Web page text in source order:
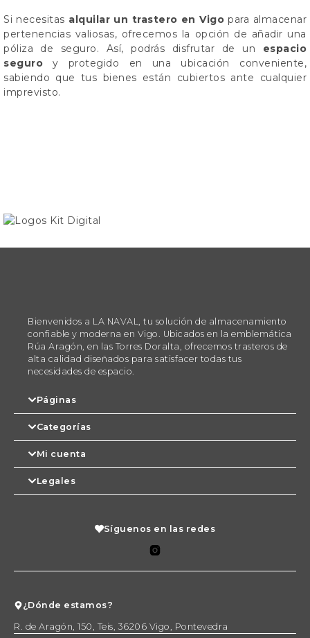
Si necesitas alquilar un trastero en Vigo para almacenar
pertenencias valiosas, ofrecemos la opción de añadir una
póliza de seguro. Así, podrás disfrutar de un espacio
seguro y protegido en una ubicación conveniente,
sabiendo que tus bienes están cubiertos ante cualquier
imprevisto.
Bienvenidos a LA NAVAL, tu solución de almacenamiento
confiable y moderna en Vigo. Ubicados en la emblemática
Rúa Aragón, en las Torres Doralta, ofrecemos trasteros de
alta calidad diseñados para satisfacer todas tus
necesidades de espacio.
Páginas
Categorías
Mi cuenta
Legales
Síguenos en las redes
¿Dónde estamos?
R. de Aragón, 150, Teis, 36206 Vigo, Pontevedra